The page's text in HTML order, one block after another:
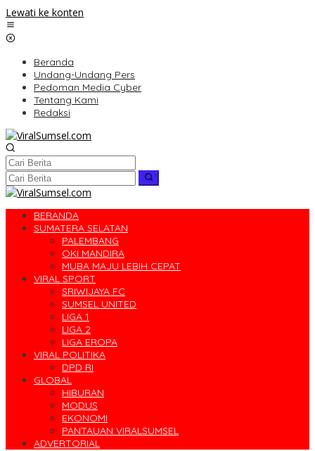
Lewati ke konten
Beranda
Undang-Undang Pers
Pedoman Media Cyber
Tentang Kami
Redaksi
BERANDA
SUMATERA SELATAN
PALEMBANG
OKI MANDIRA
MUBA MAJU LEBIH CEPAT
VIRAL SPORT
SRIWIJAYA FC
SUMSEL UNITED
LIGA 1
LIGA 2
LIGA EROPA
VIRAL POLITIKA
DPD RI
GLOBAL
HIBURAN
MODUS
EKONOMI
PANTAUAN VIRALSUMSEL
ADVERTORIAL